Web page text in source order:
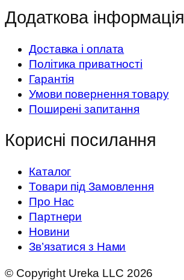
Додаткова інформація
Доставка і оплата
Політика приватності
Гарантія
Умови повернення товару
Поширені запитання
Корисні посилання
Каталог
Товари під Замовлення
Про Нас
Партнери
Новини
Зв’язатися з Нами
© Copyright Ureka LLC 2026